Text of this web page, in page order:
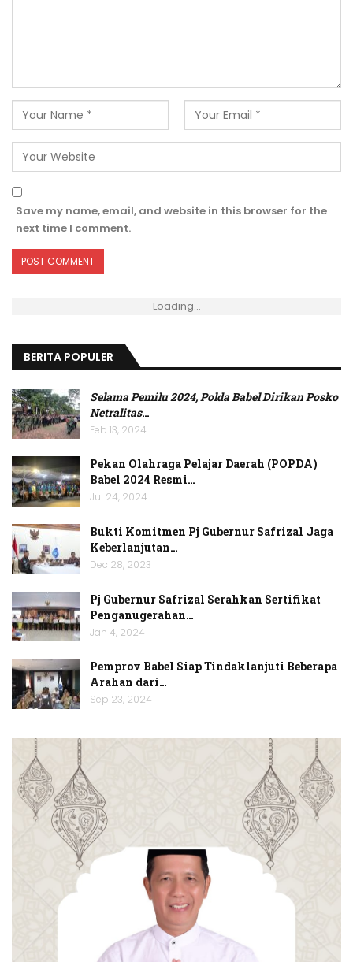
Save my name, email, and website in this browser for the
next time I comment.
Loading...
BERITA POPULER
Selama Pemilu 2024, Polda Babel Dirikan Posko
Netralitas…
Feb 13, 2024
Pekan Olahraga Pelajar Daerah (POPDA)
Babel 2024 Resmi…
Jul 24, 2024
Bukti Komitmen Pj Gubernur Safrizal Jaga
Keberlanjutan…
Dec 28, 2023
Pj Gubernur Safrizal Serahkan Sertifikat
Penganugerahan…
Jan 4, 2024
Pemprov Babel Siap Tindaklanjuti Beberapa
Arahan dari…
Sep 23, 2024